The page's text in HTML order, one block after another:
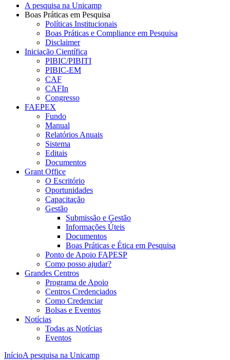
A pesquisa na Unicamp
Boas Práticas em Pesquisa
Políticas Institucionais
Boas Práticas e Compliance em Pesquisa
Disclaimer
Iniciação Científica
PIBIC/PIBITI
PIBIC-EM
CAF
CAFIn
Congresso
FAEPEX
Fundo
Manual
Relatórios Anuais
Sistema
Editais
Documentos
Grant Office
O Escritório
Oportunidades
Capacitação
Gestão
Submissão e Gestão
Informações Úteis
Documentos
Boas Práticas e Ética em Pesquisa
Ponto de Apoio FAPESP
Como posso ajudar?
Grandes Centros
Programa de Apoio
Centros Credenciados
Como Credenciar
Bolsas e Eventos
Notícias
Todas as Notícias
Eventos
InícioA pesquisa na Unicamp